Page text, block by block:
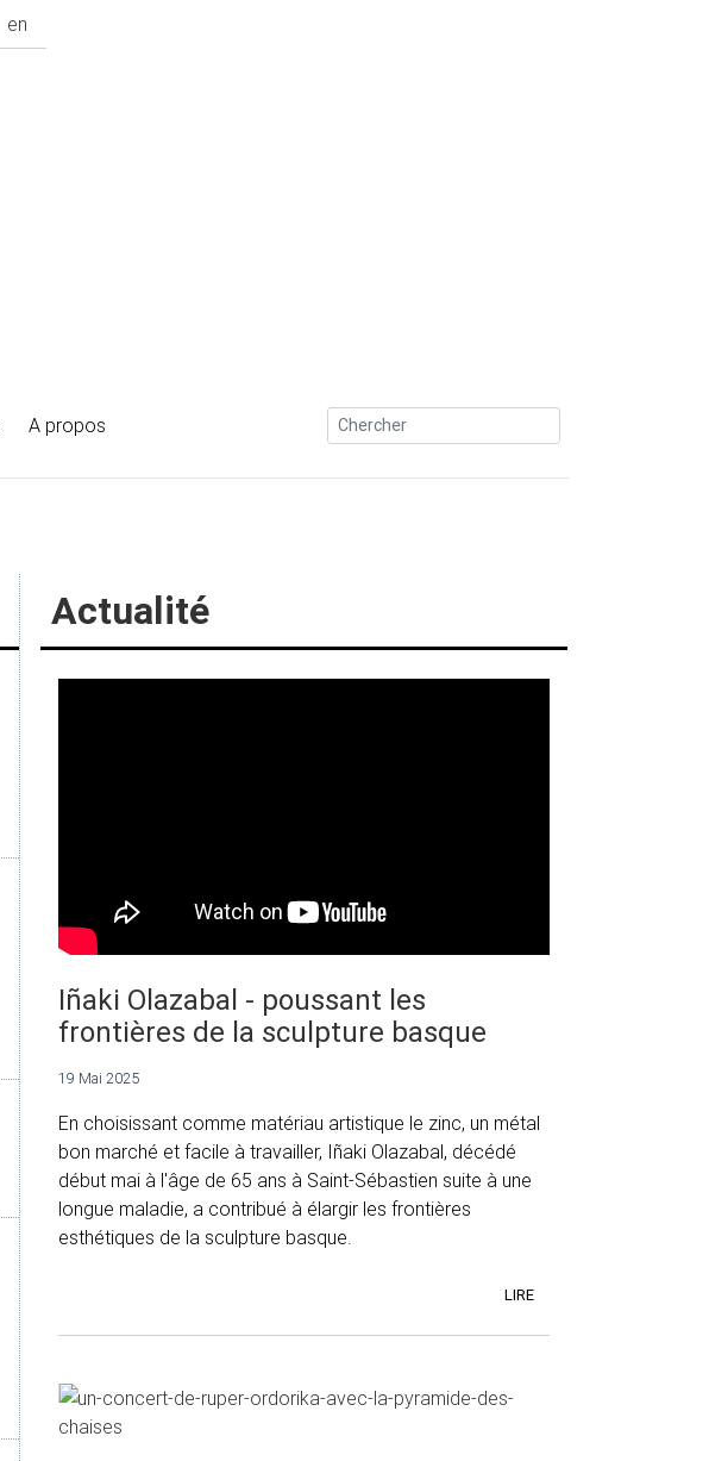
en
A propos
Actualité
Iñaki Olazabal - poussant les
frontières de la sculpture basque
19 Mai 2025
En choisissant comme matériau artistique le zinc, un métal
bon marché et facile à travailler, Iñaki Olazabal, décédé
début mai à l'âge de 65 ans à Saint-Sébastien suite à une
longue maladie, a contribué à élargir les frontières
esthétiques de la sculpture basque.
LIRE